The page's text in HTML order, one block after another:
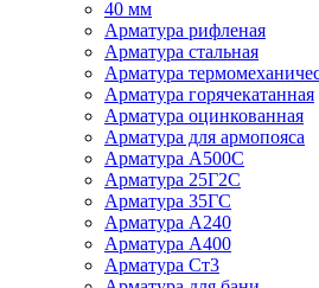
40 мм
Арматура рифленая
Арматура стальная
Арматура
Арматура горячекатанная
Арматура оцинкованная
Арматура для армопояса
Арматура A500С
Арматура 25Г2С
Арматура 35ГС
Арматура А240
Арматура А400
Арматура Ст3